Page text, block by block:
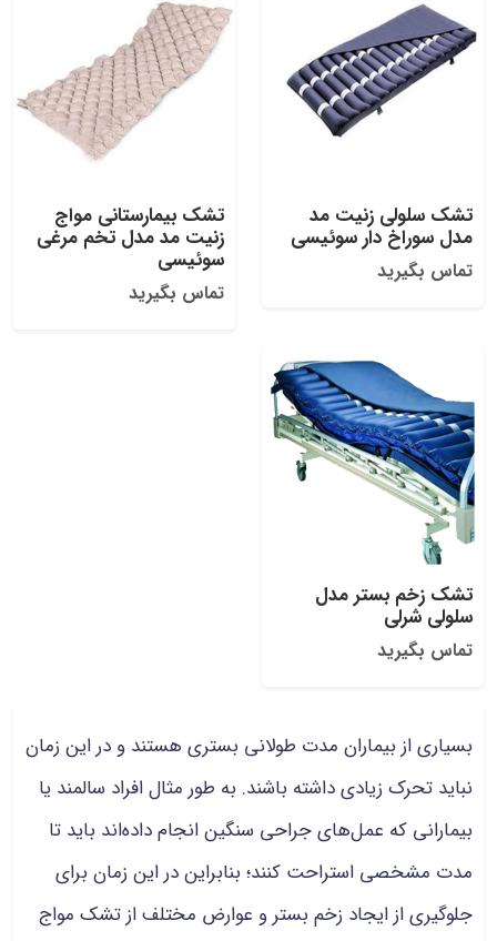
تشک سلولی زنیت مد
مدل سوراخ دار سوئیسی
تماس بگیرید
تشک بیمارستانی مواج
زنیت مد مدل تخم مرغی
سوئیسی
تماس بگیرید
تشک زخم بستر مدل
سلولی شرلی
تماس بگیرید
بسیاری از بیماران مدت طولانی بستری هستند و در این زمان
نباید تحرک زیادی داشته باشند. به طور مثال افراد سالمند یا
بیمارانی که عمل‌های جراحی سنگین انجام داده‌اند باید تا
مدت مشخصی استراحت کنند؛ بنابراین در این زمان برای
جلوگیری از ایجاد زخم بستر و عوارض مختلف از تشک مواج